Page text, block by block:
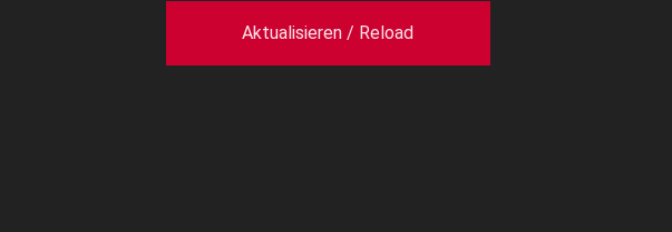
Aktualisieren / Reload